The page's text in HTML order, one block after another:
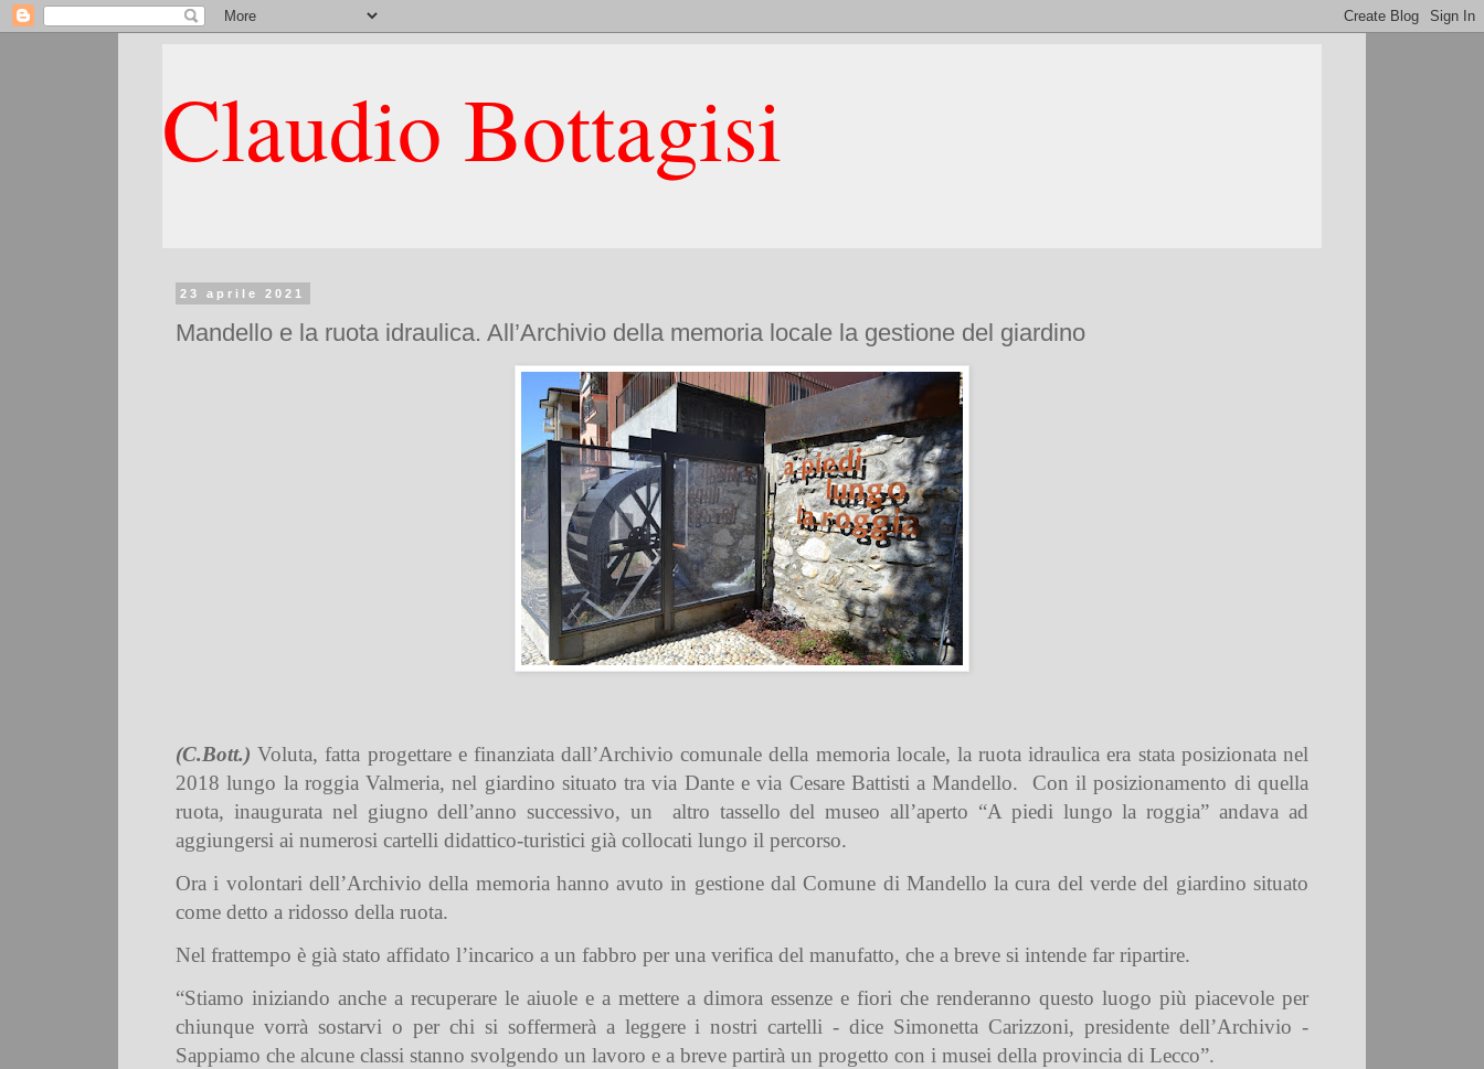
Claudio Bottagisi
23 aprile 2021
Mandello e la ruota idraulica. All’Archivio della memoria locale la gestione del giardino
(C.Bott.) Voluta, fatta progettare e finanziata dall’Archivio comunale della memoria locale, la ruota idraulica era stata posizionata nel
2018 lungo la roggia Valmeria, nel giardino situato tra via Dante e via Cesare Battisti a Mandello.
Con il posizionamento di quella
ruota, inaugurata nel giugno dell’anno successivo, un altro tassello del museo all’aperto “A piedi lungo la roggia” andava ad
aggiungersi ai numerosi cartelli didattico-turistici già collocati lungo il percorso.
Ora i volontari dell’Archivio della memoria hanno avuto in gestione dal Comune di Mandello la cura del verde del giardino situato
come detto a ridosso della ruota.
Nel frattempo è già stato affidato l’incarico a un fabbro per una verifica del manufatto, che a breve si intende far ripartire.
“Stiamo iniziando anche a recuperare le aiuole e a mettere a dimora essenze e fiori che renderanno questo luogo più piacevole per
chiunque vorrà sostarvi o per chi si soffermerà a leggere i nostri cartelli - dice Simonetta Carizzoni, presidente dell’Archivio -
Sappiamo che alcune classi stanno svolgendo un lavoro e a breve partirà un progetto con i musei della provincia di Lecco”.